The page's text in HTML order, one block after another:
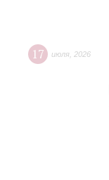
17 июля 2026